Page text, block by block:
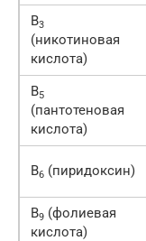
В3
(никотиновая
кислота)
В5
(пантотеновая
кислота)
В6 (пиридоксин)
В9 (фолиевая
кислота)